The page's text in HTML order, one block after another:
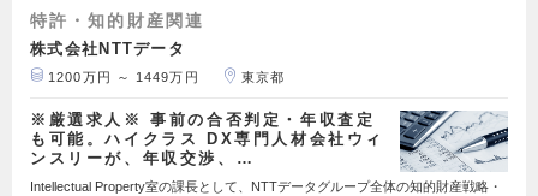
特許・知的財産関連
株式会社NTTデータ
1200万円 ～ 1449万円 東京都
※厳選求人※ 事前の合否判定・年収査定
も可能。ハイクラス DX専門人材会社ウィ
ンスリーが、年収交渉、…
Intellectual Property室の課長として、NTTデータグループ全体の知的財産戦略・